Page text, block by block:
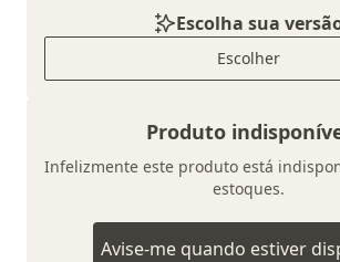
Escolha sua
Escolher
Produto
Infelizmente este produto está
estoques.
Avise-me quando estiver